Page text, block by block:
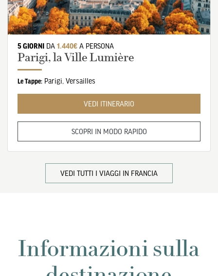
5 GIORNI DA 1.440€ A PERSONA
Parigi, la Ville Lumière
Le Tappe: Parigi, Versailles
VEDI ITINERARIO
SCOPRI IN MODO RAPIDO
VEDI TUTTI I VIAGGI IN FRANCIA
Informazioni sulla